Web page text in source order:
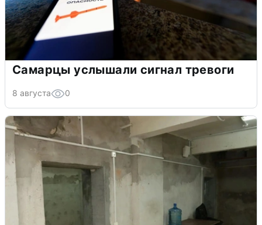
Самарцы услышали сигнал тревоги
8 августа 0